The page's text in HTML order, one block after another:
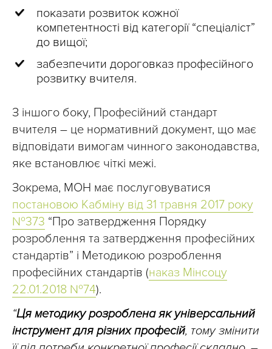
показати розвиток кожної
компетентності від категорії “спеціаліст”
до вищої;
забезпечити дороговказ професійного
розвитку вчителя.
З іншого боку, Професійний стандарт
вчителя – це нормативний документ, що має
відповідати вимогам чинного законодавства,
яке встановлює чіткі межі.
Зокрема, МОН має послуговуватися
постановою Кабміну від 31 травня 2017 року
№373 “Про затвердження Порядку
розроблення та затвердження професійних
стандартів” і Методикою розроблення
професійних стандартів (наказ Мінсоцу
22.01.2018 №74).
“Ця методику розроблена як універсальний
інструмент для різних професій, тому змінити